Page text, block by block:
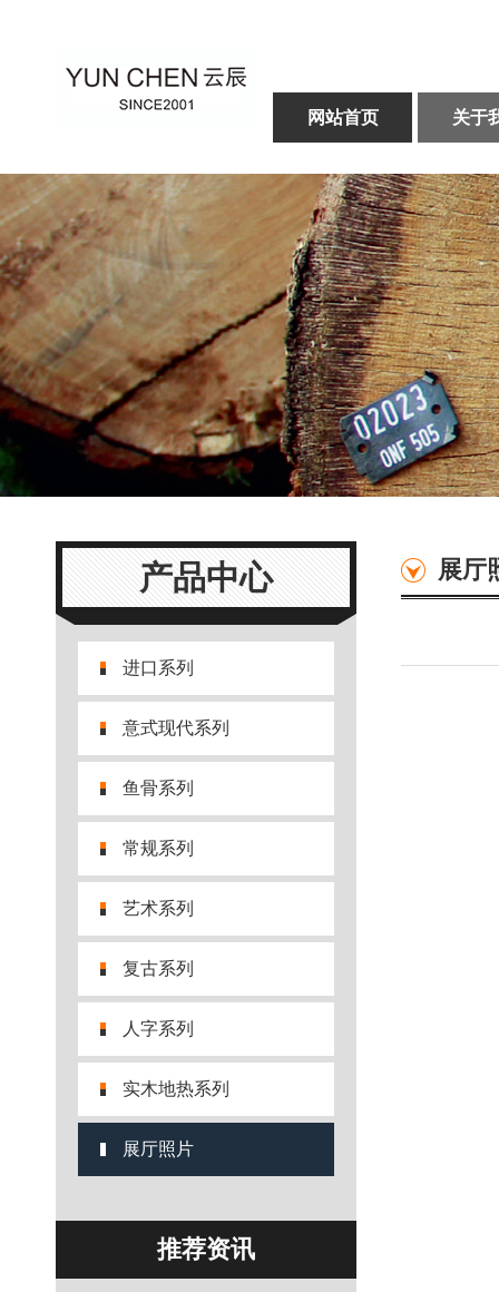
网站首页 关于
产品中心
进口系列
意式现代系列
鱼骨系列
常规系列
艺术系列
复古系列
人字系列
实木地热系列
展厅照片
推荐资讯
展厅